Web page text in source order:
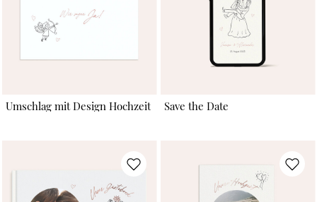
Umschlag mit Design Hochzeit Save the Date